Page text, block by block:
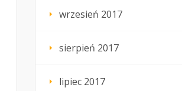
wrzesień 2017
sierpień 2017
lipiec 2017